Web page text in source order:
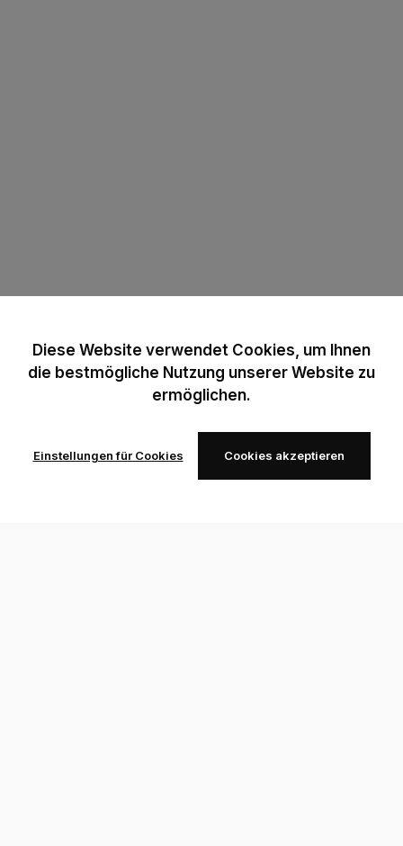
Diese Website verwendet Cookies, um Ihnen
die bestmögliche Nutzung unserer Website zu
ermöglichen.
Einstellungen für Cookies Cookies akzeptieren